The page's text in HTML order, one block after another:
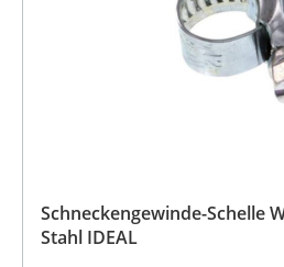
Schneckengewinde-Schelle
Stahl IDEAL